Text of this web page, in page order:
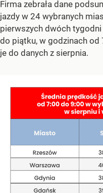
Firma zebrała dane
jazdy w 24 wybranych
pierwszych dwóch
do piątku, w godzinach od
je do danych z sierpnia.